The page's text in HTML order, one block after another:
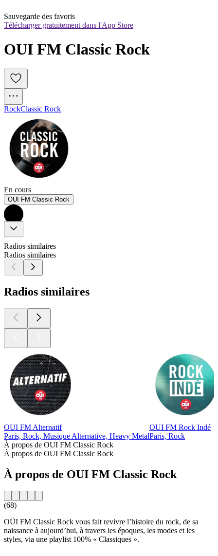
Sauvegarde des favoris
Télécharger gratuitement dans l'App Store
OUI FM Classic Rock
RockClassic Rock
En cours
OUI FM Classic Rock
Radios similaires
Radios similaires
Radios similaires
OUI FM Alternatif
Paris, Rock, Musique Alternative, Heavy Metal
OUI FM Rock Indé
Paris, Rock
À propos de OUI FM Classic Rock
À propos de OUI FM Classic Rock
À propos de OUI FM Classic Rock
(68)
OÜI FM Classic Rock vous fait revivre l’histoire du rock, de sa
naissance à aujourd’hui, à travers les époques, les modes et les
styles, via une playlist 100% « Classiques ».